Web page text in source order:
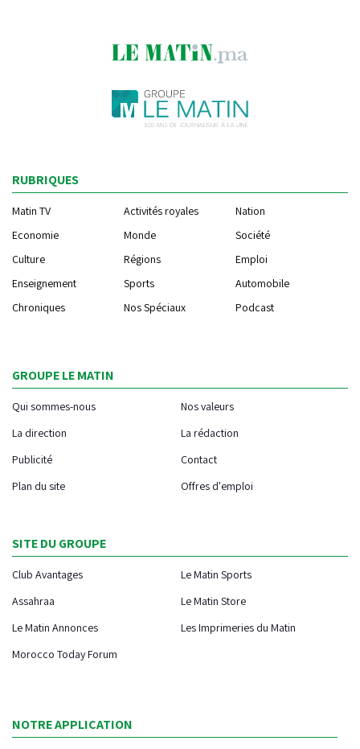
RUBRIQUES
Matin TV Activités royales
Nation
Economie
Monde
Société
Culture
Régions
Emploi
Enseignement
Sports
Automobile
Chroniques
Nos Spéciaux Podcast
GROUPE LE MATIN
Qui sommes-nous
Nos valeurs
La direction
La rédaction
Publicité
Contact
Plan du site
Offres d'emploi
SITE DU GROUPE
Club Avantages
Le Matin Sports
Assahraa
Le Matin Store
Le Matin Annonces
Les Imprimeries du Matin
Morocco Today Forum
NOTRE APPLICATION